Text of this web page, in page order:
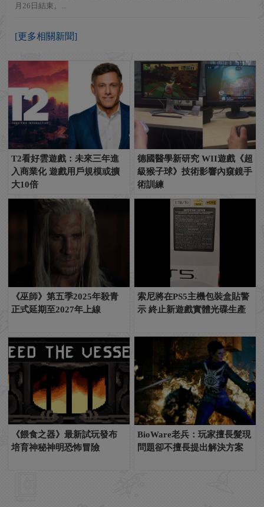
月26日結束。...
[更多相關新聞]
T2看好雲遊戲：未來三年進
入商業化 遊戲用戶規模或擴
大10倍
德國醫學新研究 WII遊戲《超
級猴子球》技術影響內窺鏡手
術訓練
《巫師》第五季2025年殺青
正式延期至2027年上線
索尼將在PS5主機包裝盒貼警
示 終止新遊戲實體光碟生產
《餵食之器》最新試玩發布
培育神秘神明恐怖冒險
BioWare老兵：玩家擅長髮現
問題卻不擅長提出解決方案